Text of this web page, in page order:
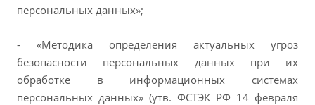
персональных данных»;
- «Методика определения актуальных угроз
безопасности персональных данных при их
обработке в информационных системах
персональных данных» (утв. ФСТЭК РФ 14 февраля